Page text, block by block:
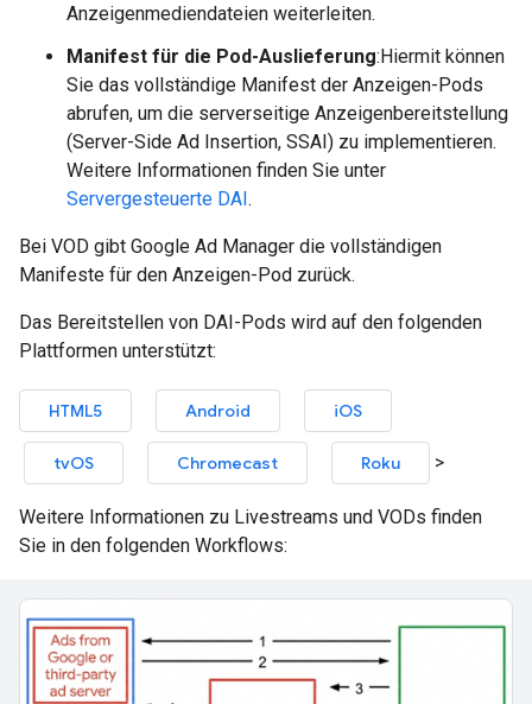
Anzeigenmediendateien weiterleiten.
Manifest für die Pod-Auslieferung:Hiermit können
Sie das vollständige Manifest der Anzeigen-Pods
abrufen, um die serverseitige Anzeigenbereitstellung
(Server-Side Ad Insertion, SSAI) zu implementieren.
Weitere Informationen finden Sie unter
Servergesteuerte DAI.
Bei VOD gibt Google Ad Manager die vollständigen
Manifeste für den Anzeigen-Pod zurück.
Das Bereitstellen von DAI-Pods wird auf den folgenden
Plattformen unterstützt:
HTML5 Android iOS
tvOS Chromecast Roku >
Weitere Informationen zu Livestreams und VODs finden
Sie in den folgenden Workflows: